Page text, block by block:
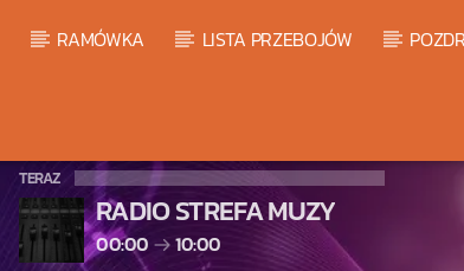
RAMÓWKA LISTA PRZEBOJÓW
TERAZ
RADIO STREFA MUZY
00:00 10:00